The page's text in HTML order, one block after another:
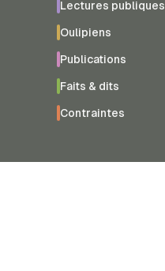
Lectures publiques
Oulipiens
Publications
Faits & dits
Contraintes